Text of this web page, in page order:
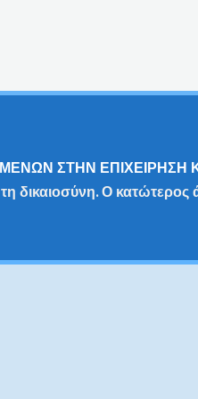
ΣΤΗΝ ΕΠΙΧΕΙΡΗΣΗ
δικαιοσύνη. Ο